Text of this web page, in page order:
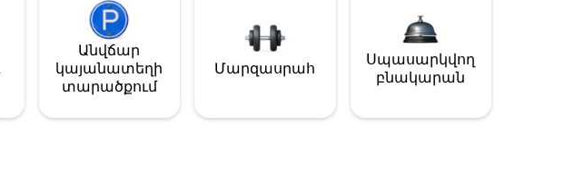
Անվճար
կայանատեղի
տարածքում
Մարզասրահ
Սպասարկվող
բնակարան